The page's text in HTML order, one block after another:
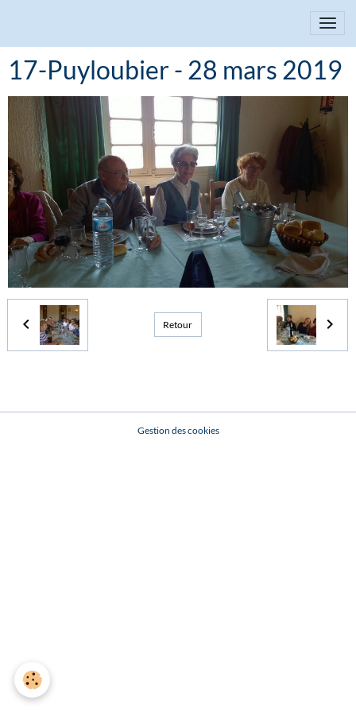
17-Puyloubier - 28 mars 2019
Retour
Gestion des cookies